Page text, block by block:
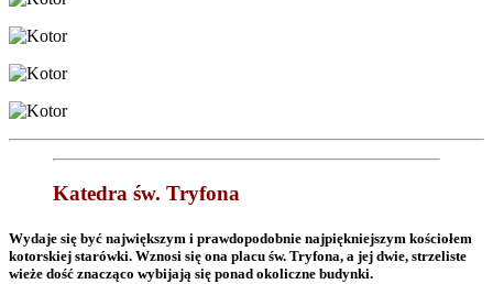
Katedra św. Tryfona
Wydaje się być największym i prawdopodobnie najpiękniejszym kościołem
kotorskiej starówki. Wznosi się ona placu św. Tryfona, a jej dwie, strzeliste
wieże dość znacząco wybijają się ponad okoliczne budynki.